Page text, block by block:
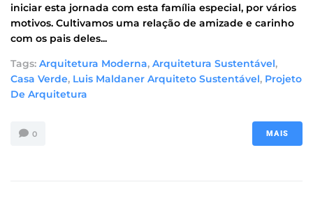
iniciar esta jornada com esta família especial, por vários
motivos. Cultivamos uma relação de amizade e carinho
com os pais deles...
Tags: Arquitetura Moderna, Arquitetura Sustentável,
Casa Verde, Luis Maldaner Arquiteto Sustentável, Projeto
De Arquitetura
0 MAIS